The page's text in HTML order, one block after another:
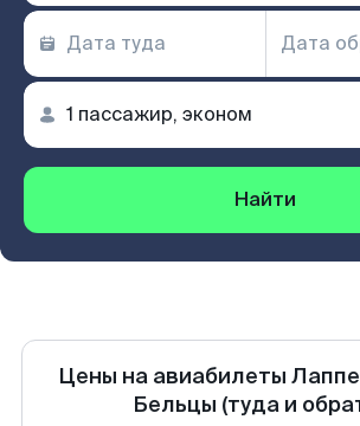
Найти
Цены на авиабилеты
Бельцы (туда и